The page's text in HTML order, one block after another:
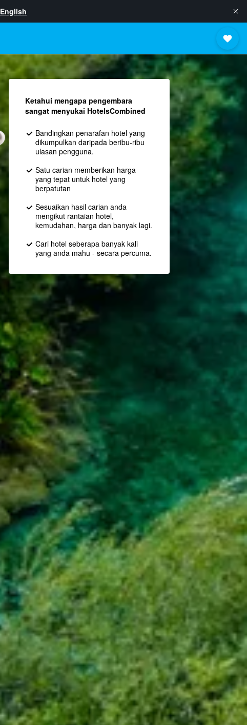
English
Ketahui mengapa pengembara
sangat menyukai HotelsCombined
Bandingkan penarafan hotel yang
dikumpulkan daripada beribu-ribu
ulasan pengguna.
Satu carian memberikan harga
yang tepat untuk hotel yang
berpatutan
Sesuaikan hasil carian anda
mengikut rantaian hotel,
kemudahan, harga dan banyak lagi.
Cari hotel seberapa banyak kali
yang anda mahu - secara percuma.